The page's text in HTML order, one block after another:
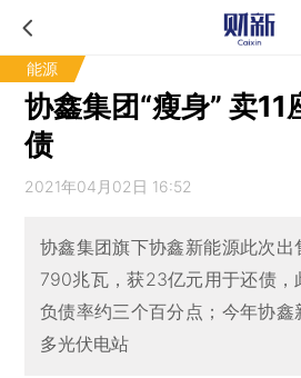
能源
协鑫集团“瘦身” 卖
债
2021年04月02日 16:52
协鑫集团旗下协鑫新能源此次出
790兆瓦，获23亿元用于还债，
负债率约三个百分点；今年协鑫
多光伏电站